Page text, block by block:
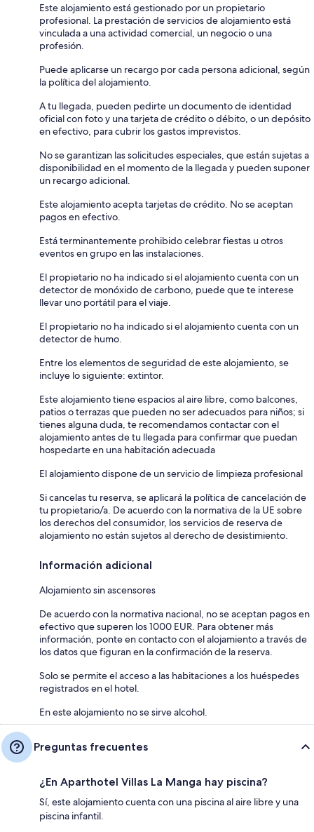
Este alojamiento está gestionado por un propietario
profesional. La prestación de servicios de alojamiento está
vinculada a una actividad comercial, un negocio o una
profesión.
Puede aplicarse un recargo por cada persona adicional, según
la política del alojamiento.
A tu llegada, pueden pedirte un documento de identidad
oficial con foto y una tarjeta de crédito o débito, o un depósito
en efectivo, para cubrir los gastos imprevistos.
No se garantizan las solicitudes especiales, que están sujetas a
disponibilidad en el momento de la llegada y pueden suponer
un recargo adicional.
Este alojamiento acepta tarjetas de crédito. No se aceptan
pagos en efectivo.
Está terminantemente prohibido celebrar fiestas u otros
eventos en grupo en las instalaciones.
El propietario no ha indicado si el alojamiento cuenta con un
detector de monóxido de carbono, puede que te interese
llevar uno portátil para el viaje.
El propietario no ha indicado si el alojamiento cuenta con un
detector de humo.
Entre los elementos de seguridad de este alojamiento, se
incluye lo siguiente: extintor.
Este alojamiento tiene espacios al aire libre, como balcones,
patios o terrazas que pueden no ser adecuados para niños; si
tienes alguna duda, te recomendamos contactar con el
alojamiento antes de tu llegada para confirmar que puedan
hospedarte en una habitación adecuada
El alojamiento dispone de un servicio de limpieza profesional
Si cancelas tu reserva, se aplicará la política de cancelación de
tu propietario/a. De acuerdo con la normativa de la UE sobre
los derechos del consumidor, los servicios de reserva de
alojamiento no están sujetos al derecho de desistimiento.
Información adicional
Alojamiento sin ascensores
De acuerdo con la normativa nacional, no se aceptan pagos en
efectivo que superen los 1000 EUR. Para obtener más
información, ponte en contacto con el alojamiento a través de
los datos que figuran en la confirmación de la reserva.
Solo se permite el acceso a las habitaciones a los huéspedes
registrados en el hotel.
En este alojamiento no se sirve alcohol.
Preguntas frecuentes
¿En Aparthotel Villas La Manga hay piscina?
Sí, este alojamiento cuenta con una piscina al aire libre y una
piscina infantil.